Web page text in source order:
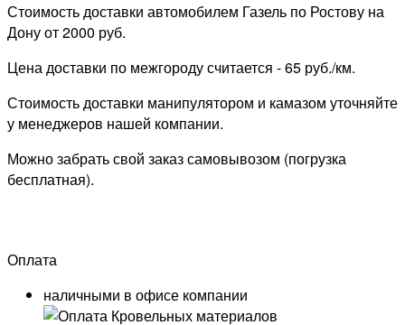
Стоимость доставки автомобилем Газель по Ростову на
Дону от 2000 руб.
Цена доставки по межгороду считается - 65 руб./км.
Стоимость доставки манипулятором и камазом уточняйте
у менеджеров нашей компании.
Можно забрать свой заказ самовывозом (погрузка
бесплатная).
Оплата
наличными в офисе компании